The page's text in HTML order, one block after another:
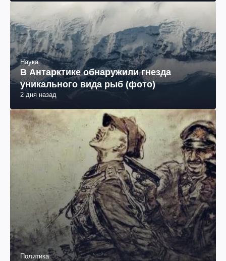
Наука
В Антарктике обнаружили гнезда
уникального вида рыб (фото)
2 дня назад
Политика